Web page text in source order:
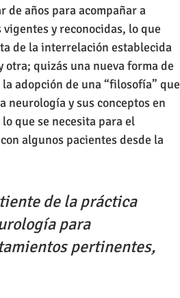
de años para acompañar a
y reconocidas, lo que
de la interrelación establecida
otra; quizás una nueva forma de
adopción de una “filosofía” que
neurología y sus conceptos en
que se necesita para el
algunos pacientes desde la
de la práctica
para
pertinentes,